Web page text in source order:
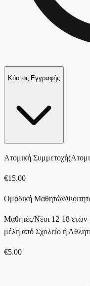
Κόστος Εγγραφής
Ατομική Συμμετοχή(
€15.00
Ομαδική Μαθητών/
Μαθητές/Νέοι 12-18 ετών
μέλη από Σχολείο ή
€5.00